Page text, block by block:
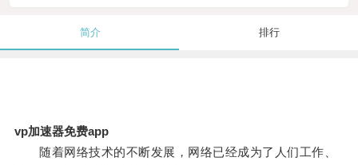
简介 排行
vp加速器免费app
随着网络技术的不断发展，网络已经成为了人们工作、